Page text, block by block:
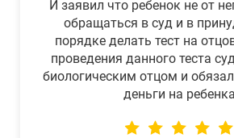
И заявил что ребенок не от
обращаться в суд и в
порядке делать тест на
проведения данного теста
биологическим отцом и
деньги на